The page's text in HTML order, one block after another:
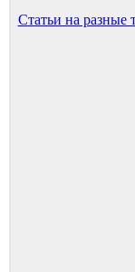
Статьи на разные